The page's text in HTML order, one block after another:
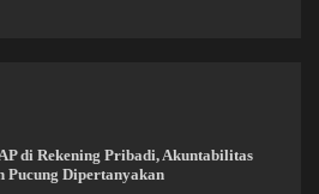
di Rekening Pribadi, Akuntabilitas
Pucung Dipertanyakan